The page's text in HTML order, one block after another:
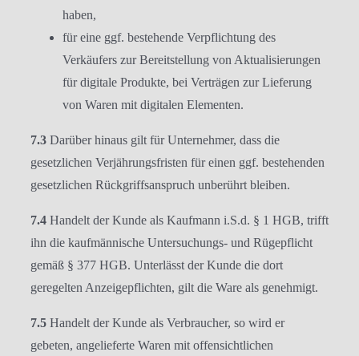
haben,
für eine ggf. bestehende Verpflichtung des
Verkäufers zur Bereitstellung von Aktualisierungen
für digitale Produkte, bei Verträgen zur Lieferung
von Waren mit digitalen Elementen.
7.3 Darüber hinaus gilt für Unternehmer, dass die
gesetzlichen Verjährungsfristen für einen ggf. bestehenden
gesetzlichen Rückgriffsanspruch unberührt bleiben.
7.4 Handelt der Kunde als Kaufmann i.S.d. § 1 HGB, trifft
ihn die kaufmännische Untersuchungs- und Rügepflicht
gemäß § 377 HGB. Unterlässt der Kunde die dort
geregelten Anzeigepflichten, gilt die Ware als genehmigt.
7.5 Handelt der Kunde als Verbraucher, so wird er
gebeten, angelieferte Waren mit offensichtlichen